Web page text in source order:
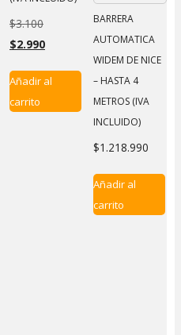
$3.100El
precio
era:
$2.990El
actual
Añadir al
carrito
BARRERA
AUTOMATICA
WIDEM DE NICE
– HASTA 4
METROS (IVA
INCLUIDO)
$1.218.990
Añadir al
carrito